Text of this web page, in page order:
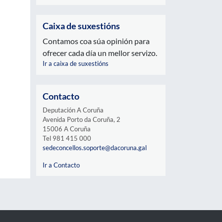
Caixa de suxestións
Contamos coa súa opinión para
ofrecer cada día un mellor servizo.
Ir a caixa de suxestións
Contacto
Deputación A Coruña
Avenida Porto da Coruña, 2
15006 A Coruña
Tel 981 415 000
sedeconcellos.soporte@dacoruna.gal
Ir a Contacto